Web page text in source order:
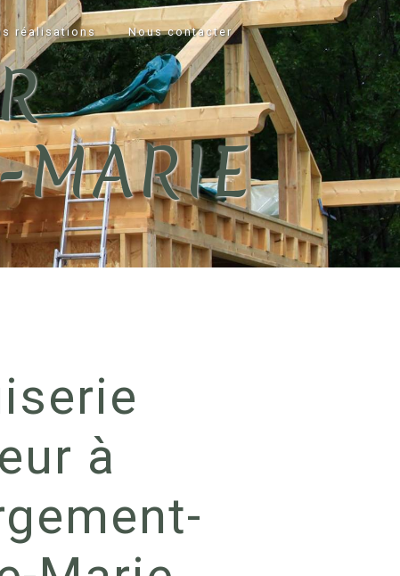
réalisations Nous contacter
MARIE
à